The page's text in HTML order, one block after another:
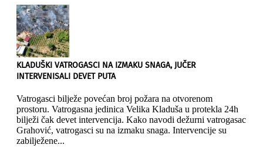
KLADUŠKI VATROGASCI NA IZMAKU SNAGA, JUČER
INTERVENISALI DEVET PUTA
Vatrogasci bilježe povećan broj požara na otvorenom
prostoru. Vatrogasna jedinica Velika Kladuša u protekla 24h
bilježi čak devet intervencija. Kako navodi dežurni vatrogasac
Grahović, vatrogasci su na izmaku snaga. Intervencije su
zabilježene...